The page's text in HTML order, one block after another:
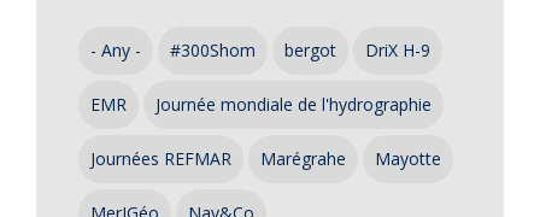
- Any - #300Shom bergot DriX H-9
EMR Journée mondiale de l'hydrographie
Journées REFMAR Marégrahe Mayotte